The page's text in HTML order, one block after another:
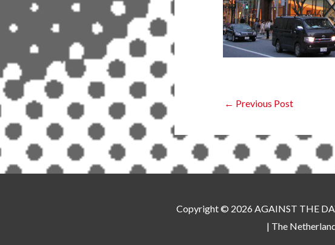
← Previous Post
Copyright © 2026 AGAINST THE
| The